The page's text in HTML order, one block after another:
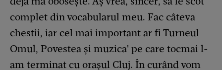
complet din vocabularul meu. Fac câteva
chestii, iar cel mai important ar fi Turneul
Omul, Povestea și muzica' pe care tocmai l-
am terminat cu orașul Cluj. În curând vom